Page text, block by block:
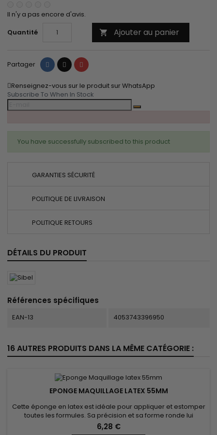
Il n'y a pas encore d'avis.
Quantité
 Ajouter au panier
Partager PartagerTweet Pinterest
Renseignez-vous sur le produit sur WhatsApp
Subscribe To When In Stock
You have successfully subscribed to this product
GARANTIES SÉCURITÉ
POLITIQUE DE LIVRAISON
POLITIQUE RETOURS
DÉTAILS DU PRODUIT
Références spécifiques
EAN-13 4053743396950
16 AUTRES PRODUITS DANS LA MÊME CATÉGORIE :
EPONGE MAQUILLAGE LATEX 55MM
Cette éponge en latex est idéale pour appliquer et estomper
toutes les formules. Sa précision et sa forme ronde lui
permettent de répartir uniformément la matière et
d'atteindre tous les recoins du visage. Quelle que soit la
6,28 €